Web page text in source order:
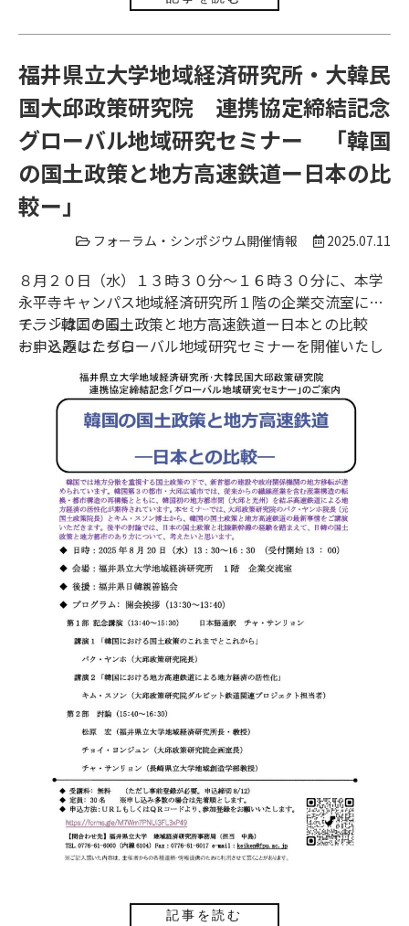
福井県立大学地域経済研究所・大韓民
国大邱政策研究院 連携協定締結記念
グローバル地域研究セミナー 「韓国
の国土政策と地方高速鉄道ー日本の比
較ー」
フォーラム・シンポジウム開催情報 2025.07.11
８月２０日（水）１３時３０分～１６時３０分に、本学
永平寺キャンパス地域経済研究所１階の企業交流室に
て、「韓国の国土政策と地方高速鉄道ー日本との比較
ー」と題したグローバル地域研究セミナーを開催いたし
ます。韓国の国土政策と地方高速鉄道の最新事情をご講
演いただくとともに、日本の国土政策と北陸新幹線の経
験を踏まえて、日韓の国土政策と地方都市のあり方につ
いて、考える機会になればと思っております。多くの方
の参加をお待ちしております。
チラシはこちら
お申込みはこちら
記事を読む